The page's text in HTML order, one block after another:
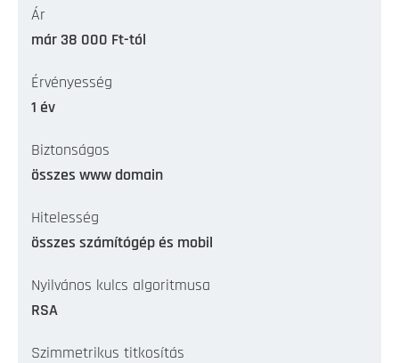
Ár
már 38 000 Ft-tól
Érvényesség
1 év
Biztonságos
összes www domain
Hitelesség
összes számítógép és mobil
Nyilvános kulcs algoritmusa
RSA
Szimmetrikus titkosítás